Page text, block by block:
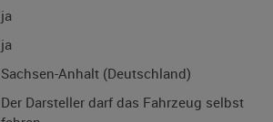
ja
ja
Sachsen-Anhalt (Deutschland)
Der Darsteller darf das Fahrzeug selbst